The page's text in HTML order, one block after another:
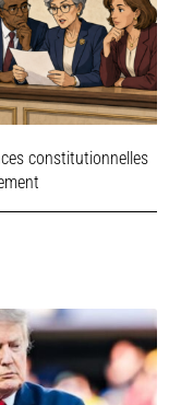
constitutionnelles